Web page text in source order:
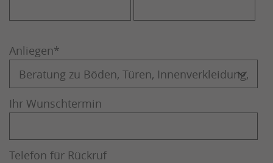
Anliegen*
Ihr Wunschtermin
Telefon für Rückruf